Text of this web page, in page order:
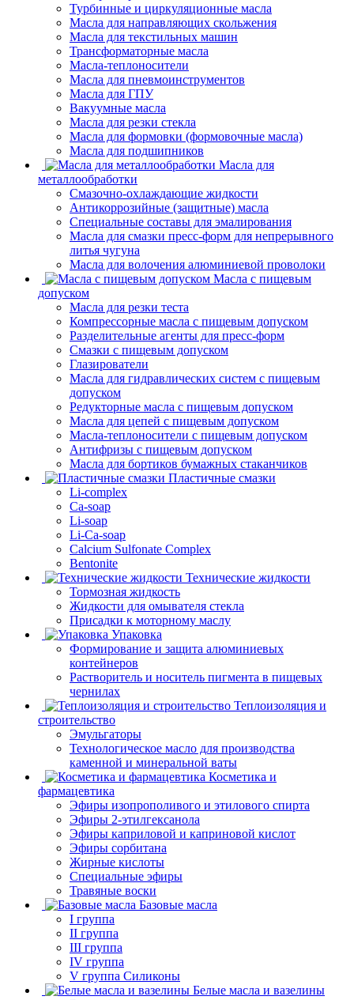
Турбинные и циркуляционные масла
Масла для направляющих скольжения
Масла для текстильных машин
Трансформаторные масла
Масла-теплоносители
Масла для пневмоинструментов
Масла для ГПУ
Вакуумные масла
Масла для резки стекла
Масла для формовки (формовочные масла)
Масла для подшипников
Масла для
металлообработки
Смазочно-охлаждающие жидкости
Антикоррозийные (защитные) масла
Специальные составы для эмалирования
Масла для смазки пресс-форм для непрерывного
литья чугуна
Масла для волочения алюминиевой проволоки
Масла с пищевым
допуском
Масла для резки теста
Компрессорные масла с пищевым допуском
Разделительные агенты для пресс-форм
Смазки с пищевым допуском
Глазирователи
Масла для гидравлических систем с пищевым
допуском
Редукторные масла с пищевым допуском
Масла для цепей с пищевым допуском
Масла-теплоносители с пищевым допуском
Антифризы с пищевым допуском
Масла для бортиков бумажных стаканчиков
Пластичные смазки
Li-complex
Ca-soap
Li-soap
Li-Ca-soap
Calcium Sulfonate Complex
Bentonite
Технические жидкости
Тормозная жидкость
Жидкости для омывателя стекла
Присадки к моторному маслу
Упаковка
Формирование и защита алюминиевых
контейнеров
Растворитель и носитель пигмента в пищевых
чернилах
Теплоизоляция и
строительство
Эмульгаторы
Технологическое масло для производства
каменной и минеральной ваты
Косметика и
фармацевтика
Эфиры изопрополивого и этилового спирта
Эфиры 2-этилгексанола
Эфиры каприловой и каприновой кислот
Эфиры сорбитана
Жирные кислоты
Специальные эфиры
Травяные воски
Базовые масла
I группа
II группа
III группа
IV группа
V группа Силиконы
Белые масла и вазелины